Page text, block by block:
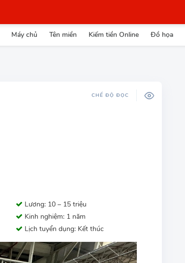
Máy chủ Tên miền Kiếm tiền Online Đồ họa
CHẾ ĐỘ ĐỌC
Lương: 10 – 15 triệu
Kinh nghiệm: 1 năm
Lịch tuyển dụng: Kết thúc